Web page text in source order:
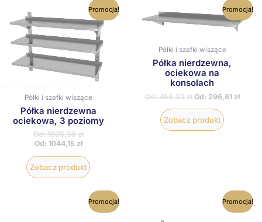
Promocja!
Półki i szafki wiszące
Półka nierdzewna
ociekowa, 3 poziomy
Od:1606,38zł
Od: 1044,15 zł
Zobacz produkt
Ten
produkt
ma
wiele
wariantów.
Opcje
można
wybrać
na
stronie
Promocja!
Półki i szafki wiszące
Półka nierdzewna,
ociekowa na
konsolach
Od:456,33zł Od: 296,61 zł
Zobacz produkt
Ten
produkt
ma
Opcje
można
stronie
Promocja!
Ten
produkt
Promocja!
Ten
produkt